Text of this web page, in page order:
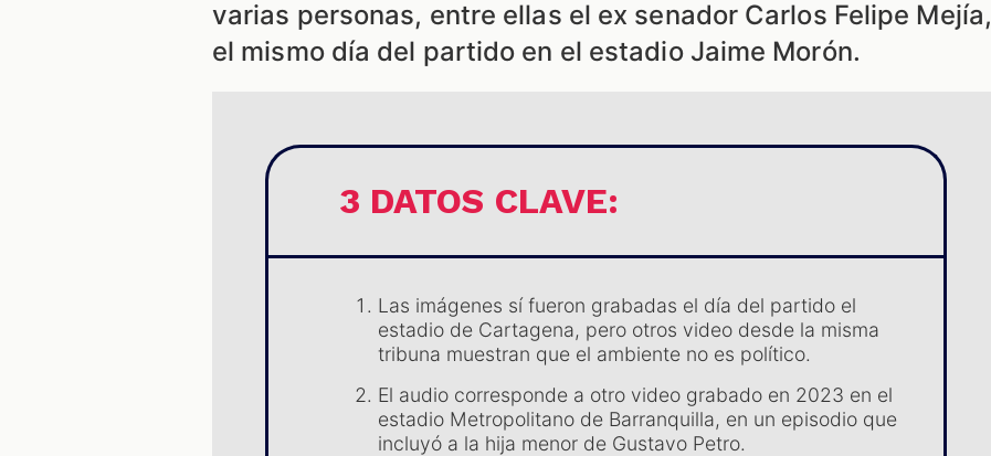
varias personas, entre ellas el ex senador Carlos Felipe Mejía,
el mismo día del partido en el estadio Jaime Morón.
3 DATOS CLAVE:
Las imágenes sí fueron grabadas el día del partido el
estadio de Cartagena, pero otros video desde la misma
tribuna muestran que el ambiente no es político.
El audio corresponde a otro video grabado en 2023 en el
estadio Metropolitano de Barranquilla, en un episodio que
incluyó a la hija menor de Gustavo Petro.